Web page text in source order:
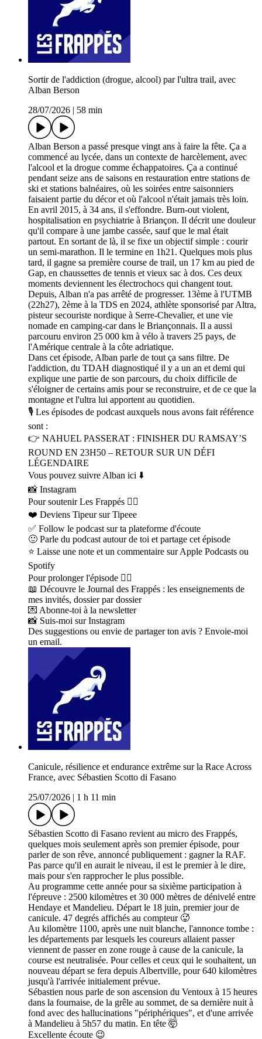
Sortir de l'addiction (drogue, alcool) par l'ultra trail, avec
Alban Berson
28/07/2026
58 min
Alban Berson a passé presque vingt ans à faire la fête. Ça a
commencé au lycée, dans un contexte de harcèlement, avec
l'alcool et la drogue comme échappatoires. Ça a continué
pendant seize ans de saisons en restauration entre stations de
ski et stations balnéaires, où les soirées entre saisonniers
faisaient partie du décor et où l'alcool n'était jamais très loin.
En avril 2015, à 34 ans, il s'effondre. Burn-out violent,
hospitalisation en psychiatrie à Briançon. Il décrit une douleur
qu'il compare à une jambe cassée, sauf que le mal était
partout. En sortant de là, il se fixe un objectif simple : courir
un semi-marathon. Il le termine en 1h21. Quelques mois plus
tard, il gagne sa première course de trail, un 17 km au pied de
Gap, en chaussettes de tennis et vieux sac à dos. Ces deux
moments deviennent les électrochocs qui changent tout.
Depuis, Alban n'a pas arrêté de progresser. 13ème à l'UTMB
(22h27), 2ème à la TDS en 2024, athlète sponsorisé par Altra,
pisteur secouriste nordique à Serre-Chevalier, et une vie
nomade en camping-car dans le Briançonnais. Il a aussi
parcouru environ 25 000 km à vélo à travers 25 pays, de
l'Amérique centrale à la côte adriatique.
Dans cet épisode, Alban parle de tout ça sans filtre. De
l'addiction, du TDAH diagnostiqué il y a un an et demi qui
explique une partie de son parcours, du choix difficile de
s'éloigner de certains amis pour se reconstruire, et de ce que la
montagne et l'ultra lui apportent au quotidien.
🎙 Les épisodes de podcast auxquels nous avons fait référence
sont :
👉 NAHUEL PASSERAT : FINISHER DU RAMSAY’S
ROUND EN 23H50 – RETOUR SUR UN DÉFI
LÉGENDAIRE
Vous pouvez suivre Alban ici ⬇️
📸 Instagram
Pour soutenir Les Frappés 👇🏼
❤️ Deviens Tipeur sur Tipeee
✅ Follow le podcast sur ta plateforme d'écoute
🙂 Parle du podcast autour de toi et partage cet épisode
⭐️ Laisse une note et un commentaire sur Apple Podcasts ou
Spotify
Pour prolonger l'épisode 👇🏼
📖 Découvre le Journal des Frappés : les enseignements de
mes invités, dossier par dossier
💌 Abonne-toi à la newsletter
📸 Suis-moi sur Instagram
Des suggestions ou envie de partager ton avis ? Envoie-moi
un email.
Canicule, résilience et endurance extrême sur la Race Across
France, avec Sébastien Scotto di Fasano
25/07/2026
1 h 11 min
Sébastien Scotto di Fasano revient au micro des Frappés,
quelques mois seulement après son premier épisode, pour
parler de son rêve, annoncé publiquement : gagner la RAF.
Pas parce qu'il en aurait le niveau, il est le premier à le dire,
mais pour s'en rapprocher le plus possible.
Au programme cette année pour sa sixième participation à
l'épreuve : 2500 kilomètres et 30 000 mètres de dénivelé entre
Hendaye et Mandelieu. Départ le 18 juin, premier jour de
canicule. 47 degrés affichés au compteur 🥵
Au kilomètre 1100, après une nuit blanche, l'annonce tombe :
les départements par lesquels les coureurs allaient passer
viennent de passer en zone rouge à cause de la canicule, la
course est neutralisée. Pour celles et ceux qui le souhaitent, un
nouveau départ se fera depuis Albertville, pour 640 kilomètres
jusqu'à l'arrivée initialement prévue.
Sébastien nous parle de son ascension du Ventoux à 15 heures
dans la fournaise, de la grêle au sommet, de sa dernière nuit à
fond avec des hallucinations "périphériques", et d'une arrivée
à Mandelieu à 5h57 du matin. En tête 🤯
Excellente écoute 😉